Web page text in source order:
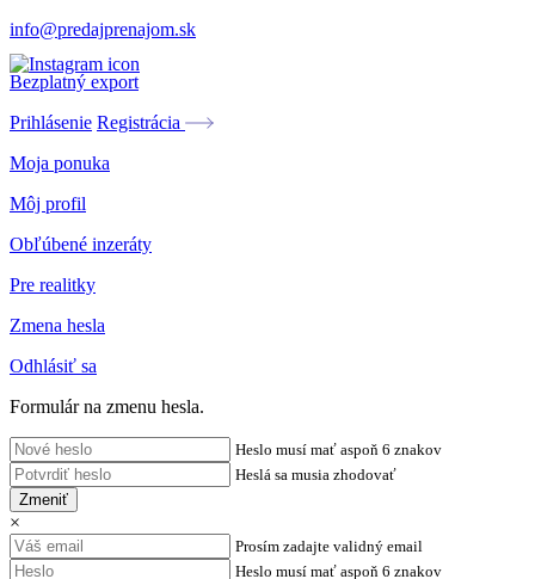
info@predajprenajom.sk
Bezplatný export
Prihlásenie Registrácia
Moja ponuka
Môj profil
Obľúbené inzeráty
Pre realitky
Zmena hesla
Odhlásiť sa
Formulár na zmenu hesla.
Heslo musí mať aspoň 6 znakov
Heslá sa musia zhodovať
Zmeniť
×
Prosím zadajte validný email
Heslo musí mať aspoň 6 znakov